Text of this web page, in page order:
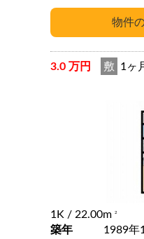
3.0 万円 敷 1ヶ
1K / 22.00m 2
築年 1989年